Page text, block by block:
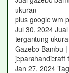
ukuran
plus google wm
Jul 30, 2024
tergantung
Gazebo Bambu |
jeparahandicraft
Jan 27, 2024